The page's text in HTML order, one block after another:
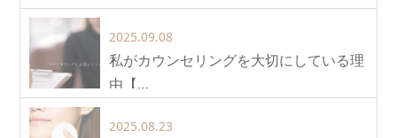
2025.09.08
私がカウンセリングを大切にしている理
由【…
2025.08.23